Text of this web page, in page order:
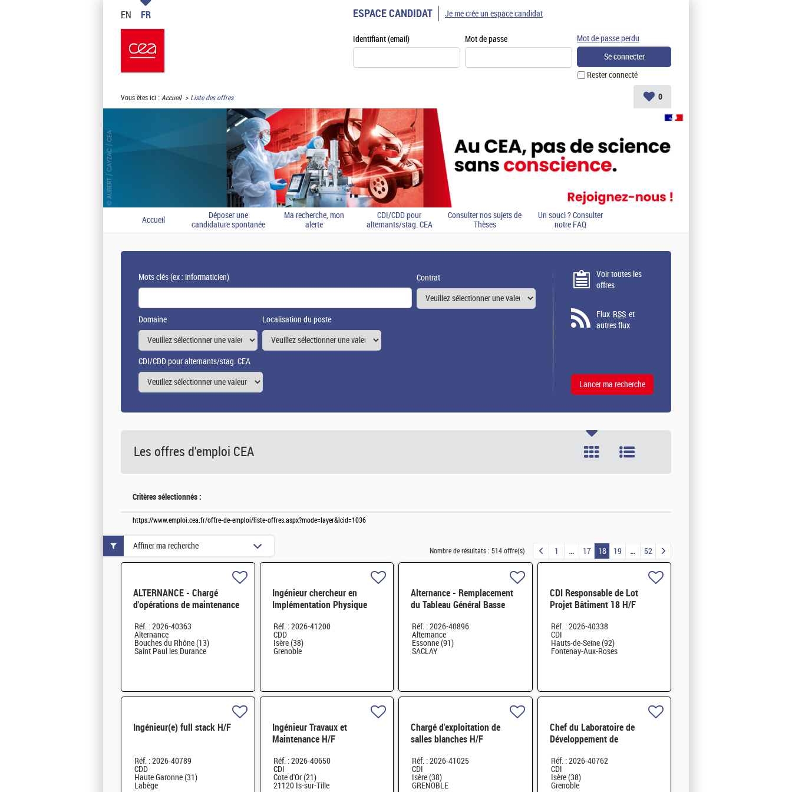
EN FR ESPACE CANDIDAT
Identifiant (email) Mot de passe
Rester connecté
Mot de passe perdu
Je me crée un espace candidat
Vous êtes ici : Accueil Liste des offres 0
Accueil
Déposer une
candidature spontanée
Ma recherche, mon
alerte
CDI/CDD pour
alternants/stag. CEA
Consulter nos sujets de
Thèses
Un souci ? Consulter
notre FAQ
Mots clés(ex : informaticien) Contrat
Domaine Localisation du poste
CDI/CDD pour alternants/stag. CEA
Voir toutes les
offres
Flux RSS et
autres flux
Les offres d'emploi CEA
Critères sélectionnés :
https://www.emploi.cea.fr/offre-de-emploi/liste-offres.aspx?mode=layer&lcid=1036
Nombre de résultats : 514 offre(s) 1 17 18 19 52
ALTERNANCE - Chargé
d'opérations de maintenance
Base (INB) H/F
Réf. : 2026-40363
Alternance
Bouches du Rhône (13)
Saint Paul les Durance
Ingénieur chercheur en
Implémentation Physique
Réf. : 2026-41200
CDD
Isère (38)
Grenoble
Alternance - Remplacement
du Tableau Général Basse
Réf. : 2026-40896
Alternance
Essonne (91)
SACLAY
CDI Responsable de Lot
Projet Bâtiment 18 H/F
Réf. : 2026-40338
CDI
Hauts-de-Seine (92)
Fontenay-Aux-Roses
Ingénieur(e) full stack H/F
Réf. : 2026-40789
CDD
Haute Garonne (31)
Labège
Ingénieur Travaux et
Maintenance H/F
Réf. : 2026-40650
CDI
Cote d'Or (21)
21120 Is-sur-Tille
Chargé d'exploitation de
salles blanches H/F
Réf. : 2026-41025
CDI
Isère (38)
GRENOBLE
Chef du Laboratoire de
Développement de
Réf. : 2026-40762
CDI
Isère (38)
Grenoble
Affiner ma recherche